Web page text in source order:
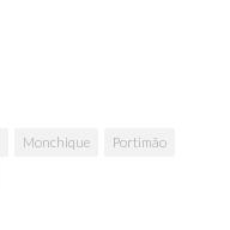
Monchique Portimão